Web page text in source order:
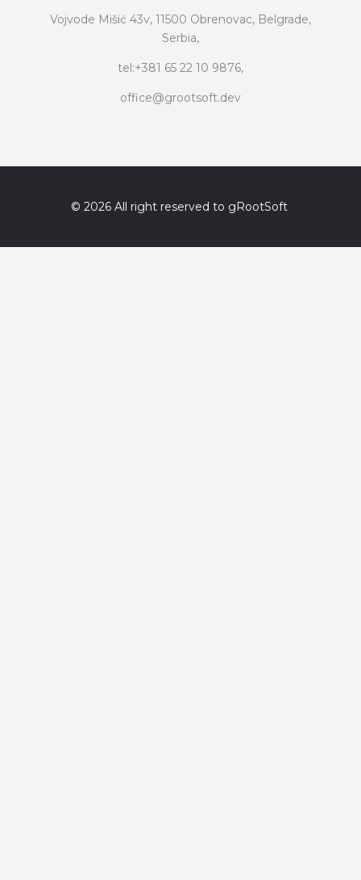
Vojvode Mišić 43v, 11500 Obrenovac, Belgrade,
Serbia,
tel:+381 65 22 10 9876,
office@grootsoft.dev
© 2026 All right reserved to gRootSoft